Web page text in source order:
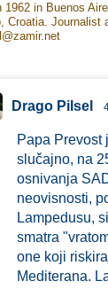
1962 in Buenos
Croatia. Journalist
Drago Pilsel
Papa Prevost
slučajno, na
osnivanja
neovisnosti,
Lampedusu,
smatra
one koji
Mediterana.